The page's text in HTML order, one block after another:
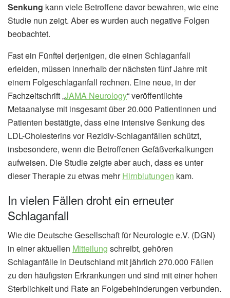
Senkung kann viele Betroffene davor bewahren, wie eine
Studie nun zeigt. Aber es wurden auch negative Folgen
beobachtet.
Fast ein Fünftel derjenigen, die einen Schlaganfall
erleiden, müssen innerhalb der nächsten fünf Jahre mit
einem Folgeschlaganfall rechnen. Eine neue, in der
Fachzeitschrift „JAMA Neurology“ veröffentlichte
Metaanalyse mit insgesamt über 20.000 Patientinnen und
Patienten bestätigte, dass eine intensive Senkung des
LDL-Cholesterins vor Rezidiv-Schlaganfällen schützt,
insbesondere, wenn die Betroffenen Gefäßverkalkungen
aufweisen. Die Studie zeigte aber auch, dass es unter
dieser Therapie zu etwas mehrHirnblutungen kam.
In vielen Fällen droht ein erneuter
Schlaganfall
Wie die Deutsche Gesellschaft für Neurologie e.V. (DGN)
in einer aktuellen Mitteilung schreibt, gehören
Schlaganfälle in Deutschland mit jährlich 270.000 Fällen
zu den häufigsten Erkrankungen und sind mit einer hohen
Sterblichkeit und Rate an Folgebehinderungen verbunden.